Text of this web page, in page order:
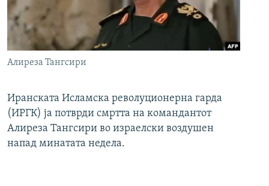
Алиреза Тангсири
Иранската Исламска револуционерна гарда
(ИРГК) ја потврди смртта на командантот
Алиреза Тангсири во израелски воздушен
напад минатата недела.